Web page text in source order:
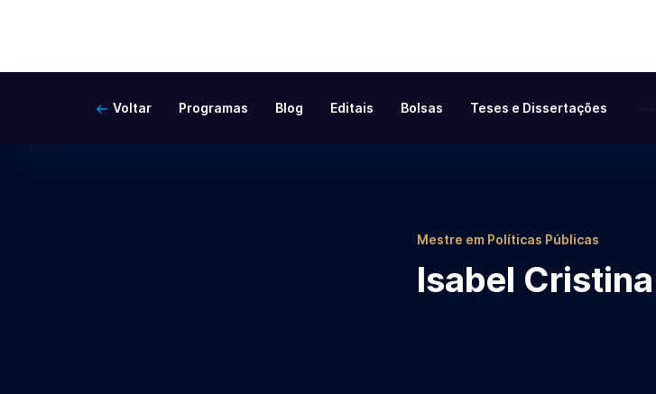
Voltar Programas Blog Editais Bolsas Teses e Dissertações
Mestre em Políticas Públicas
Isabel Cristina